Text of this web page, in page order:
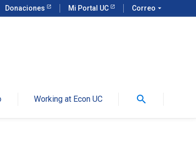
Donaciones Mi Portal UC Correo arrow_drop_down
Working at Econ UC search